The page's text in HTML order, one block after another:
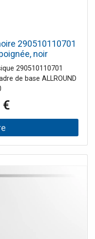
290510110701
noir
290510110701
de base ALLROUND
€